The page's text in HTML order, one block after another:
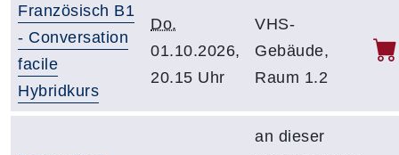
Französisch B1
- Conversation
facile
Hybridkurs
Do.
01.10.2026,
20.15 Uhr
VHS-
Gebäude,
Raum 1.2
an dieser